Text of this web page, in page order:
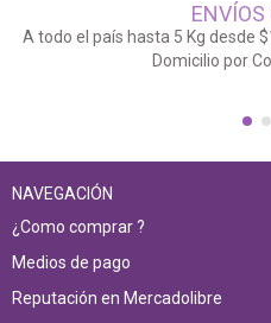
ENVÍOS
A todo el país hasta 5 Kg desde
Domicilio por
NAVEGACIÓN
¿Como comprar ?
Medios de pago
Reputación en Mercadolibre